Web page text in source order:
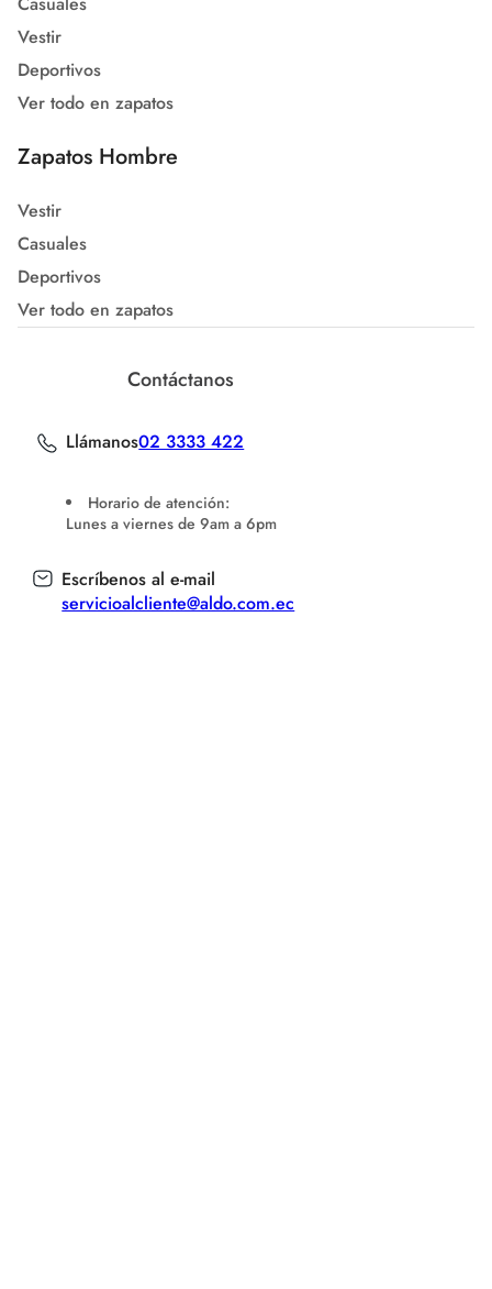
Vestir
Deportivos
Ver todo en zapatos
Zapatos Hombre
Vestir
Casuales
Deportivos
Ver todo en zapatos
Contáctanos
Llámanos02 3333 422
Horario de atención:
Lunes a viernes de 9am a 6pm
Escríbenos al e-mail
servicioalcliente@aldo.com.ec